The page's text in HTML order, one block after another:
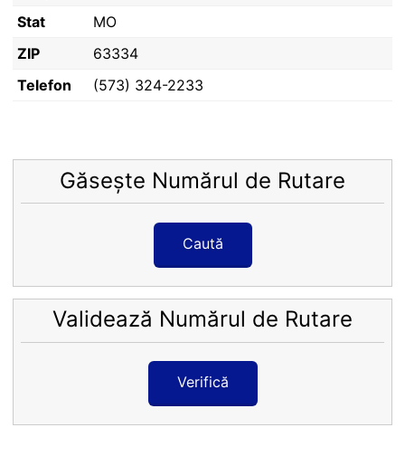
Stat
MO
ZIP
63334
Telefon
(573) 324-2233
Găsește Numărul de Rutare
Caută
Validează Numărul de Rutare
Verifică